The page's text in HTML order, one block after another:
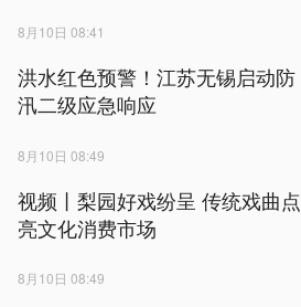
8月10日 08:41
洪水红色预警！江苏无锡启动防
汛二级应急响应
8月10日 08:49
视频丨梨园好戏纷呈 传统戏曲点
亮文化消费市场
8月10日 08:49